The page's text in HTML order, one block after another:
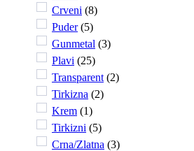
Crveni (8)
Puder (5)
Gunmetal (3)
Plavi (25)
Transparent (2)
Tirkizna (2)
Krem (1)
Tirkizni (5)
Crna/Zlatna (3)